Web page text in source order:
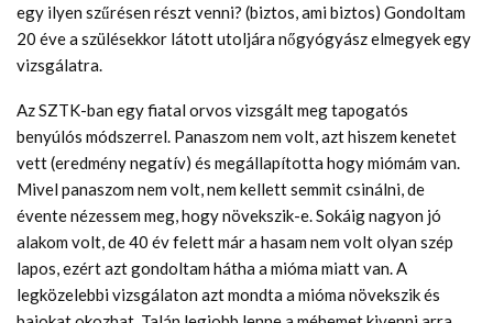
egy ilyen szűrésen részt venni? (biztos, ami biztos) Gondoltam
20 éve a szülésekkor látott utoljára nőgyógyász elmegyek egy
vizsgálatra.
Az SZTK-ban egy fiatal orvos vizsgált meg tapogatós
benyúlós módszerrel. Panaszom nem volt, azt hiszem kenetet
vett (eredmény negatív) és megállapította hogy miómám van.
Mivel panaszom nem volt, nem kellett semmit csinálni, de
évente nézessem meg, hogy növekszik-e. Sokáig nagyon jó
alakom volt, de 40 év felett már a hasam nem volt olyan szép
lapos, ezért azt gondoltam hátha a mióma miatt van. A
legközelebbi vizsgálaton azt mondta a mióma növekszik és